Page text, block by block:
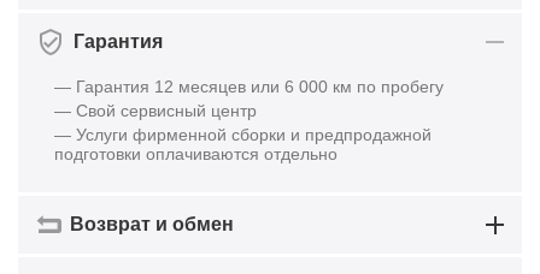
Гарантия
— Гарантия 12 месяцев или 6 000 км по пробегу
— Свой сервисный центр
— Услуги фирменной сборки и предпродажной
подготовки оплачиваются отдельно
Возврат и обмен